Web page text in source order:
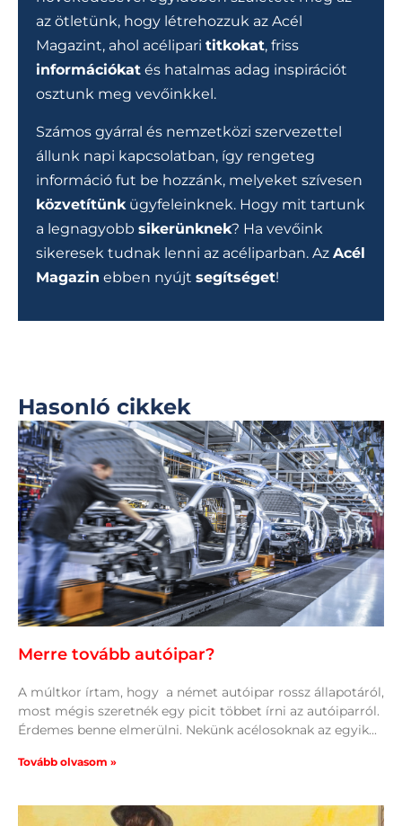
az ötletünk, hogy létrehozzuk az Acél
Magazint, ahol acélipari titkokat, friss
információkat és hatalmas adag inspirációt
osztunk meg vevőinkkel.
Számos gyárral és nemzetközi szervezettel
állunk napi kapcsolatban, így rengeteg
információ fut be hozzánk, melyeket szívesen
közvetítünk ügyfeleinknek. Hogy mit tartunk
a legnagyobb sikerünknek? Ha vevőink
sikeresek tudnak lenni az acéliparban. Az Acél
Magazin ebben nyújt segítséget!
Hasonló cikkek
Merre tovább autóipar?
A múltkor írtam, hogy a német autóipar rossz állapotáról,
most mégis szeretnék egy picit többet írni az autóiparról.
Érdemes benne elmerülni. Nekünk acélosoknak az egyik
Tovább olvasom »